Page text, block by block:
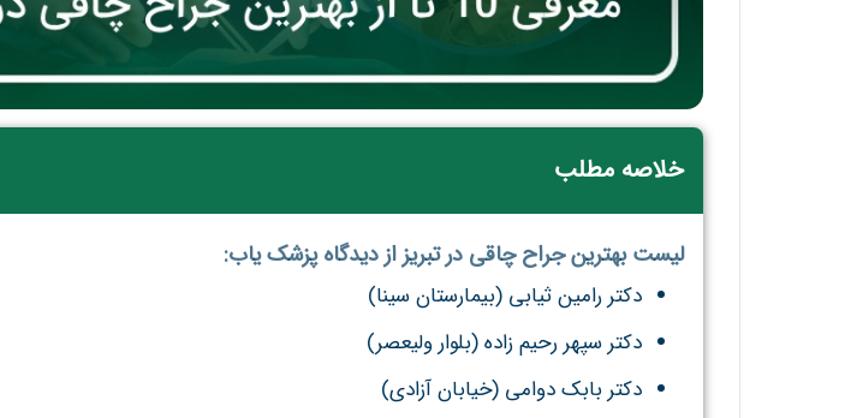
خلاصه مطلب
لیست بهترین جراح چاقی در تبریز از دیدگاه پزشک یاب:
دکتر رامین ثیابی (بیمارستان سینا)
دکتر سپهر رحیم زاده (بلوار ولیعصر)
دکتر بابک دوامی (خیابان آزادی)